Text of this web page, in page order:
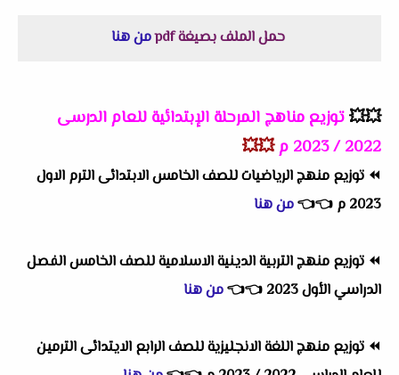
حمل الملف بصيغة pdf من هنا
💥💥توزيع مناهج المرحلة الإبتدائية للعام الدرسى
2022 / 2023 م
💥💥
⏪ توزيع منهج الرياضيات للصف الخامس الابتدائى الترم الاول
2023 م
👈
👈من هنا
⏪ توزيع منهج التربية الدينية الاسلامية للصف الخامس الفصل
الدراسي الأول 2023
👈
👈من هنا
⏪ توزيع منهج اللغة الانجليزية للصف الرابع الايتدائى الترمين